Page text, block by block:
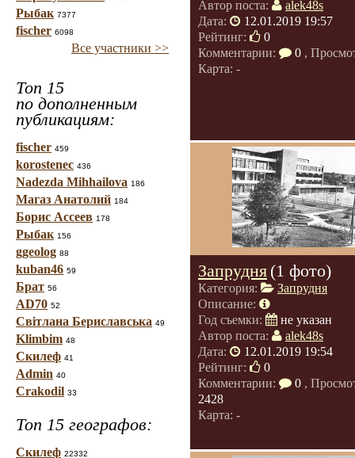
Рыбак 7377
fischer 6098
Все участники >>
Топ 15
по дополненным
публикациям:
fischer 459
korostenec 436
Nadezda Mihhailova 186
Магаз Анатолий 184
Борис Ассеев 178
Рыбак 156
ggeolog 88
kuban46 59
Брат 56
AD70 52
Світлана Бериславська 49
Klimbim 48
Скилеф 41
Admin 40
Crakodil 33
Топ 15 географов:
Скилеф 22332
Автор поста:
alek48s
Дата:
12.01.2019 19:57
Рейтинг:
0
Комментарии:
0 ,
Карта: -
Запрудня (1 фото)
Категория:
Запрудня
Описание:
Год съемки:
не указан
Автор поста:
alek48s
Дата:
12.01.2019 19:54
Рейтинг:
0
Комментарии:
0 ,
2428
Карта: -